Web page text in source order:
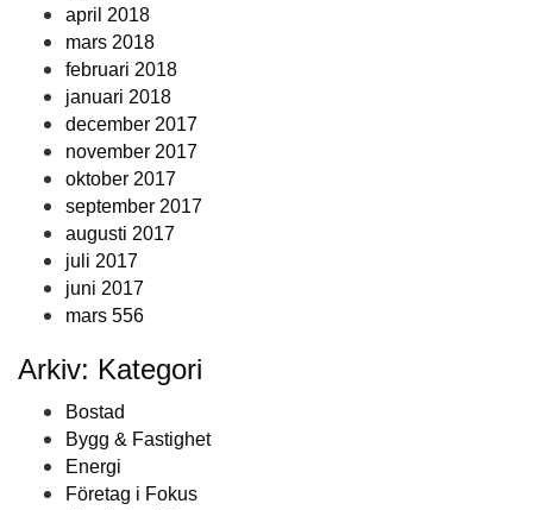
april 2018
mars 2018
februari 2018
januari 2018
december 2017
november 2017
oktober 2017
september 2017
augusti 2017
juli 2017
juni 2017
mars 556
Arkiv: Kategori
Bostad
Bygg & Fastighet
Energi
Företag i Fokus